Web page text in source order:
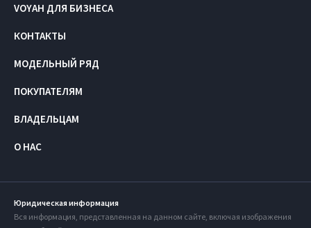
VOYAH ДЛЯ БИЗНЕСА
КОНТАКТЫ
МОДЕЛЬНЫЙ РЯД
ПОКУПАТЕЛЯМ
ВЛАДЕЛЬЦАМ
О НАС
Юридическая информация
Вся информация, представленная на данном сайте, включая изображения